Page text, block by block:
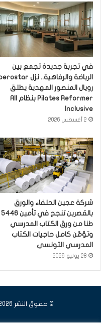
في تجربة جديدة تجمع بين
رويال المنصور المهدية يطلق
Pilates Reformer بنظام All
Inclusive
2 أغسطس 2026
شركة عجين الحلفاء والورق
بالقصرين تنجح في تأمين 5446
طنا من ورق الكتاب المدرسي
وتؤمّن كامل حاجيات الكتاب
المدرسي التونسي
28 يوليو 2026
© حقوق النشر 2026، جميع الحقوق محفوظة